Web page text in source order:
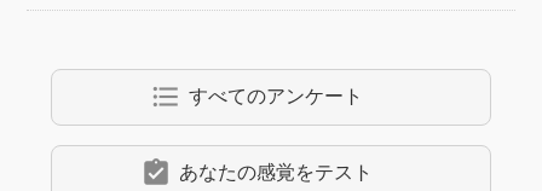
format_list_bulleted すべてのアンケート
assignment_turned_in あなたの感覚をテスト